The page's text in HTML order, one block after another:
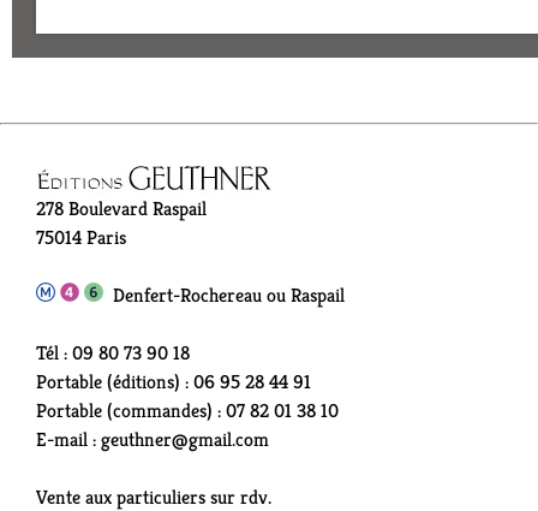
278 Boulevard Raspail
75014 Paris
Denfert-Rochereau ou Raspail
Tél : 09 80 73 90 18
Portable (éditions) : 06 95 28 44 91
Portable (commandes) : 07 82 01 38 10
E-mail : geuthner@gmail.com
Vente aux particuliers sur rdv.